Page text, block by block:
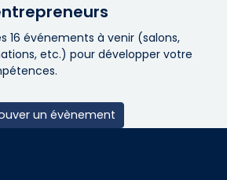
16 événements à venir (salons,
etc.) pour développer votre
un évènement